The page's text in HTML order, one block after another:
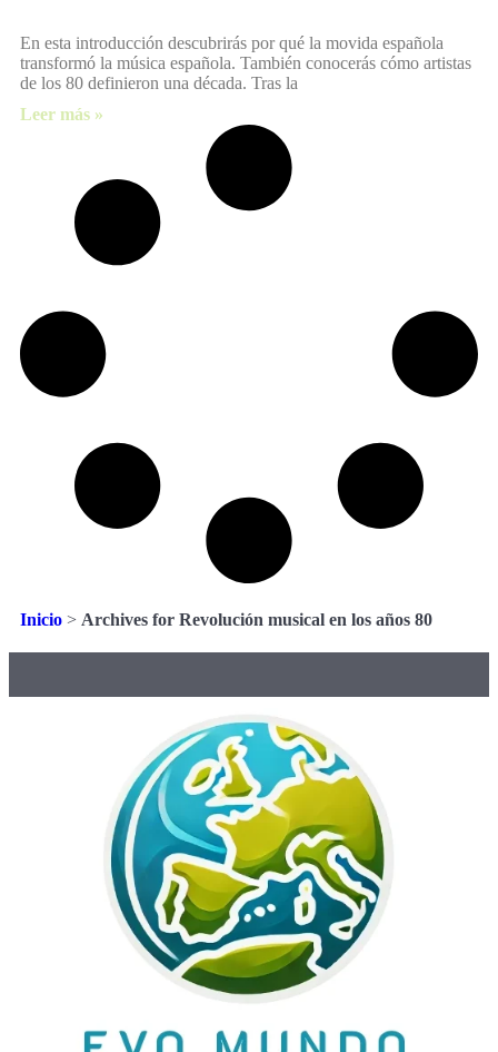
En esta introducción descubrirás por qué la movida española
transformó la música española. También conocerás cómo artistas
de los 80 definieron una década. Tras la
Leer más »
Inicio > Archives for Revolución musical en los años 80